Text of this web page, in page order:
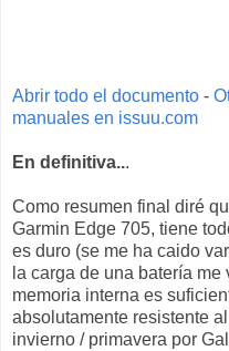
Abrir todo el documento -
manuales en issuu.com
En definitiva...
Como resumen final diré
Garmin Edge 705, tiene
es duro (se me ha caido
la carga de una batería
memoria interna es
absolutamente resistente
invierno / primavera por